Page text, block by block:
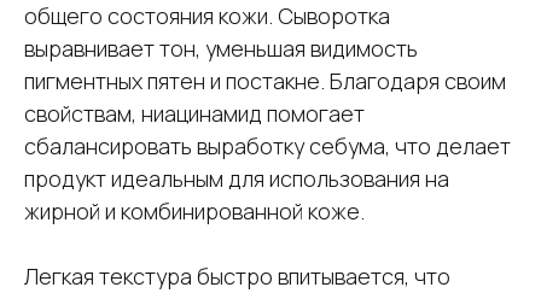
общего состояния кожи. Сыворотка
выравнивает тон, уменьшая видимость
пигментных пятен и постакне. Благодаря своим
свойствам, ниацинамид помогает
сбалансировать выработку себума, что делает
продукт идеальным для использования на
жирной и комбинированной коже.
Легкая текстура быстро впитывается, что